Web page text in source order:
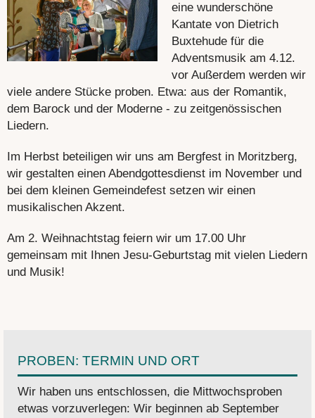
eine wunderschöne
Kantate von Dietrich
Buxtehude für die
Adventsmusik am 4.12.
vor Außerdem werden wir
viele andere Stücke proben. Etwa: aus der Romantik,
dem Barock und der Moderne - zu zeitgenössischen
Liedern.
Im Herbst beteiligen wir uns am Bergfest in Moritzberg,
wir gestalten einen Abendgottesdienst im November und
bei dem kleinen Gemeindefest setzen wir einen
musikalischen Akzent.
Am 2. Weihnachtstag feiern wir um 17.00 Uhr
gemeinsam mit Ihnen Jesu-Geburtstag mit vielen Liedern
und Musik!
PROBEN: TERMIN UND ORT
Wir haben uns entschlossen, die Mittwochsproben
etwas vorzuverlegen: Wir beginnen ab September